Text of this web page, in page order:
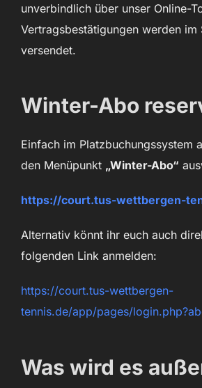
unverbindlich über unser Online-
Vertragsbestätigungen werden im
versendet.
Winter-Abo
Einfach im Platzbuchungssystem
den Menüpunkt „Winter-Abo“
https://court.tus-wettbergen-
Alternativ könnt ihr euch auch
folgenden Link anmelden:
https://court.tus-wettbergen-
tennis.de/app/pages/
Was wird es